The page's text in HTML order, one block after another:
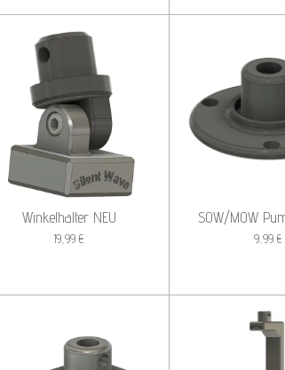
Winkelhalter NEU
19,99 €
SOW/MOW
9,99 €